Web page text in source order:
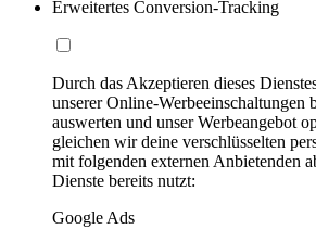
Erweitertes Conversion-Tracking
Durch das Akzeptieren dieses
unserer Online-Werbeeinschaltungen
auswerten und unser Werbeangebot
gleichen wir deine verschlüsselten
mit folgenden externen Anbietenden
Dienste bereits nutzt:
Google Ads